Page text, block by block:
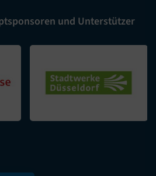
und Unterstützer